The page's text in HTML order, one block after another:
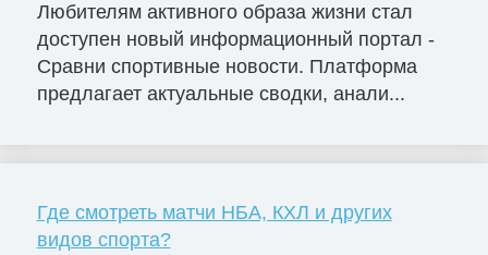
Любителям активного образа жизни стал
доступен новый информационный портал -
Сравни спортивные новости. Платформа
предлагает актуальные сводки, анали...
Где смотреть матчи НБА, КХЛ и других
видов спорта?